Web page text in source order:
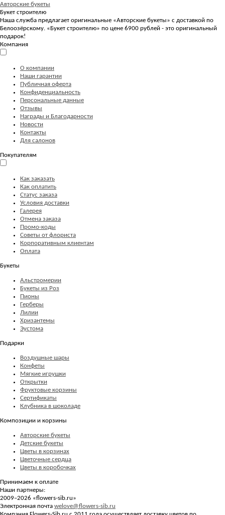
Авторские букеты
Букет строителю
Наша служба предлагает оригинальные «Авторские букеты» с доставкой по
Белоозёрскому. «Букет строителю» по цене 6900 рублей - это оригинальный
подарок!
Компания
О компании
Наши гарантии
Публичная оферта
Конфиденциальность
Персональные данные
Отзывы
Награды и Благодарности
Новости
Контакты
Для салонов
Покупателям
Как заказать
Как оплатить
Статус заказа
Условия доставки
Галерея
Отмена заказа
Промо-коды
Советы от флориста
Корпоративным клиентам
Оплата
Букеты
Альстромерии
Букеты из Роз
Пионы
Герберы
Лилии
Хризантемы
Эустома
Подарки
Воздушные шары
Конфеты
Мягкие игрушки
Открытки
Фруктовые корзины
Сертификаты
Клубника в шоколаде
Композиции и корзины
Авторские букеты
Детские букеты
Цветы в корзинах
Цветочные сердца
Цветы в коробочках
Принимаем к оплате
Наши партнеры:
2009–2026 «flowers-sib.ru»
Электронная почта welove@flowers-sib.ru